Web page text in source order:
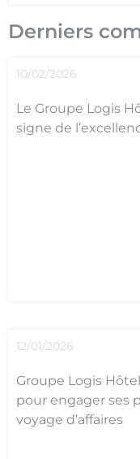
Derniers
10/02/2026
Le Groupe Logis
signe de
12/01/2026
Groupe Logis
pour engager ses
voyage d’affaires